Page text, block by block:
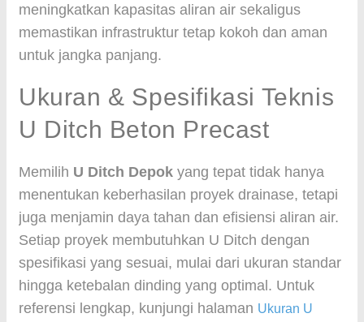
meningkatkan kapasitas aliran air sekaligus
memastikan infrastruktur tetap kokoh dan aman
untuk jangka panjang.
Ukuran & Spesifikasi Teknis
U Ditch Beton Precast
Memilih U Ditch Depok yang tepat tidak hanya
menentukan keberhasilan proyek drainase, tetapi
juga menjamin daya tahan dan efisiensi aliran air.
Setiap proyek membutuhkan U Ditch dengan
spesifikasi yang sesuai, mulai dari ukuran standar
hingga ketebalan dinding yang optimal. Untuk
referensi lengkap, kunjungi halaman Ukuran U